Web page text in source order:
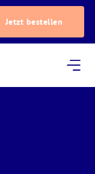
Jetzt bestellen